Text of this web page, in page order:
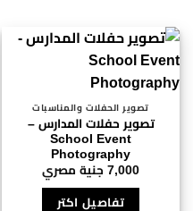
تصوير الحفلات والمناسبات
تصوير حفلات المدارس –
School Event
Photography
7,000 جنية مصري
تفاصيل اكتر